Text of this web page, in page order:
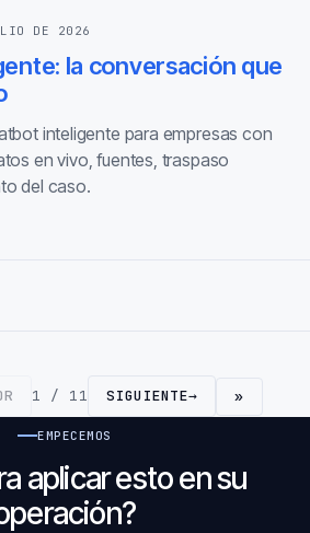
DE 2026
la conversación que
inteligente para empresas con
en vivo, fuentes, traspaso
del caso.
1 / 11 SIGUIENTE→ »
EMPECEMOS
aplicar esto en su